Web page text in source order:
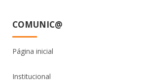
COMUNIC@
Página inicial
Institucional